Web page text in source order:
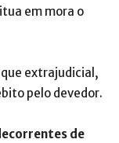
em mora o
extrajudicial,
pelo devedor.
de